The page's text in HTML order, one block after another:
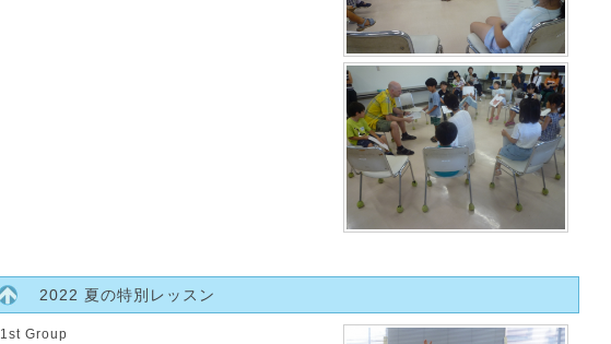
2022 夏の特別レッスン
1st Group